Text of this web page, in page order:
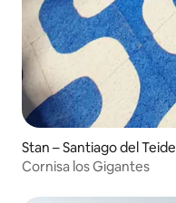
Stan – Santiago del Teide
Cornisa los Gigantes